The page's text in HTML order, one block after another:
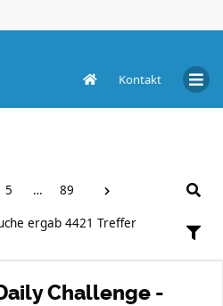
Kontakt
5 … 89
ergab 4421 Treffer
Challenge -